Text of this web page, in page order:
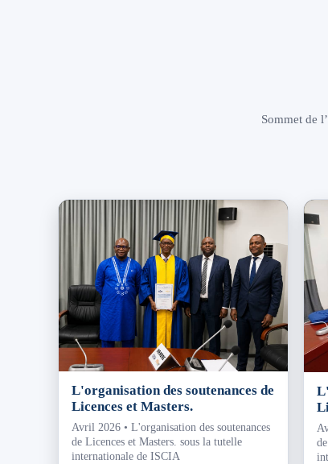
Sommet de
L'organisation des soutenances de
Licences et Masters.
Avril 2026 • L'organisation des soutenances
de Licences et Masters. sous la tutelle
internationale de ISCIA